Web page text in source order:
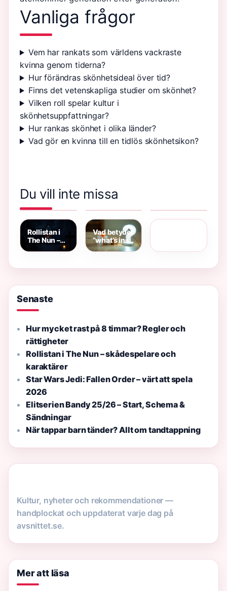
Vanliga frågor
Vem har rankats som världens vackraste
kvinna genom tiderna?
Hur förändras skönhetsideal över tid?
Finns det vetenskapliga studier om skönhet?
Vilken roll spelar kultur i
skönhetsuppfattningar?
Hur rankas skönhet i olika länder?
Vad gör en kvinna till en tidlös skönhetsikon?
Du vill inte missa
Tummen
mitt i
handen –
och
romantisk
När dog
Olof Palme –
1986
Rollistan i
The Nun –
skådespelare
Vad betyder
”what’s in it
for me”?
för magen –
Senaste
Hur mycket rast på 8 timmar? Regler och
rättigheter
Rollistan i The Nun – skådespelare och
karaktärer
Star Wars Jedi: Fallen Order – värt att spela
2026
Elitserien Bandy 25/26 – Start, Schema &
Sändningar
När tappar barn tänder? Allt om tandtappning
Kultur, nyheter och rekommendationer —
handplockat och uppdaterat varje dag på
avsnittet.se.
Mer att läsa